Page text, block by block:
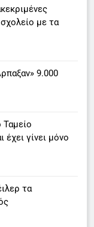
με τα
9.000
γίνει μόνο
τα
ο
New York